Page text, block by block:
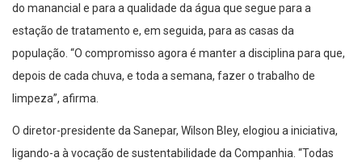
do manancial e para a qualidade da água que segue para a
estação de tratamento e, em seguida, para as casas da
população. “O compromisso agora é manter a disciplina para que,
depois de cada chuva, e toda a semana, fazer o trabalho de
limpeza”, afirma.
O diretor-presidente da Sanepar, Wilson Bley, elogiou a iniciativa,
ligando-a à vocação de sustentabilidade da Companhia. “Todas